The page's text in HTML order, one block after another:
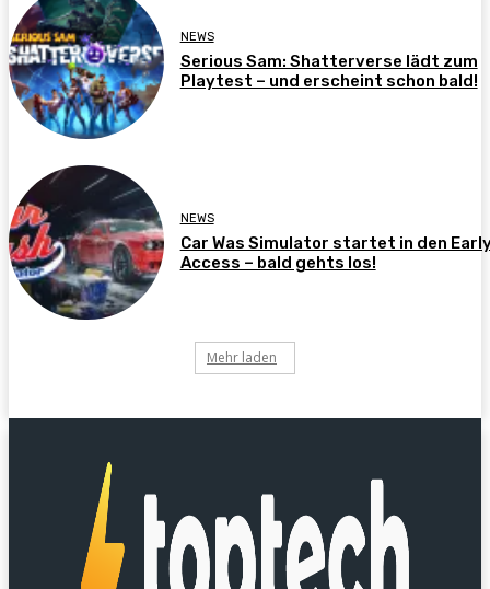
NEWS
Serious Sam: Shatterverse lädt zum
Playtest – und erscheint schon bald!
NEWS
Car Was Simulator startet in den
Access – bald gehts los!
Mehr laden